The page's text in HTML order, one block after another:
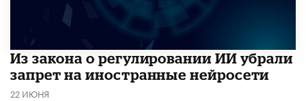
Из закона о регулировании ИИ убрали
запрет на иностранные нейросети
22 ИЮНЯ